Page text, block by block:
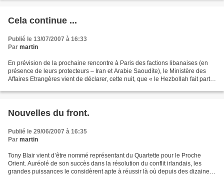
Cela continue ...
Publié le 13/07/2007 à 16:33
Par martin
En prévision de la prochaine rencontre à Paris des factions libanaises (en
présence de leurs protecteurs – Iran et Arabie Saoudite), le Ministère des
Affaires Etrangères vient de déclarer, cette nuit, que « le Hezbollah fait partie
Nouvelles du front.
Publié le 29/06/2007 à 16:35
Par martin
Tony Blair vient d’être nommé représentant du Quartette pour le Proche
Orient. Auréolé de son succès dans la résolution du conflit irlandais, les
grandes puissances le considèrent apte à réussir là où depuis des dizaines